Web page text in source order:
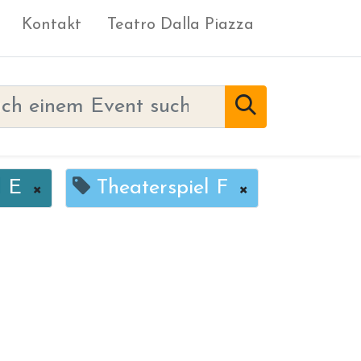
Kontakt Teatro Dalla Piazza
E × Theaterspiel F ×